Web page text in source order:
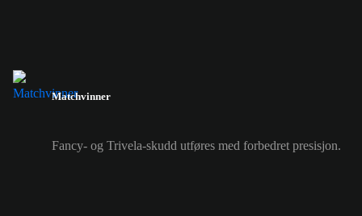
Matchvinner
Fancy- og Trivela-skudd utføres med forbedret presisjon.